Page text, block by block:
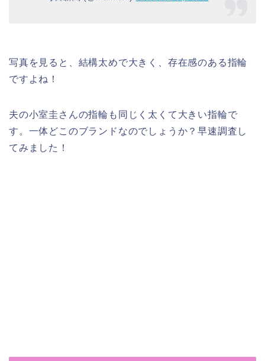
写真を見ると、結構太めで大きく、存在感のある指輪
ですよね！
夫の小室圭さんの指輪も同じく太くて大きい指輪で
す。一体どこのブランドなのでしょうか？早速調査し
てみました！